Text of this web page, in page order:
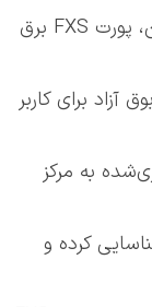
تأمین ولتاژ خط: پس از اتصال تلفن، پورت FXS برق
آزاد برای کاربر
به مرکز
کرده و